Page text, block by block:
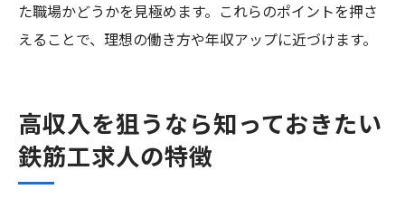
た職場かどうかを見極めます。これらのポイントを押さ
えることで、理想の働き方や年収アップに近づけます。
高収入を狙うなら知っておきたい
鉄筋工求人の特徴